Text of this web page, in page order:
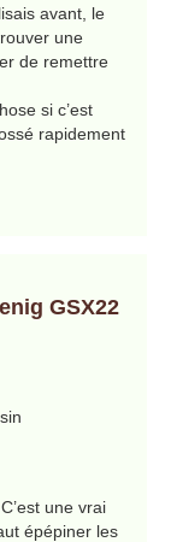
avant, le
une
de remettre
si c’est
rapidement
GSX22
une vrai
épépiner les